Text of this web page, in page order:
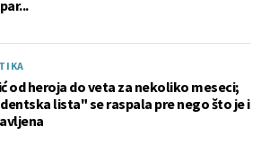
od heroja do veta za nekoliko meseci;
lista" se raspala pre nego što je i